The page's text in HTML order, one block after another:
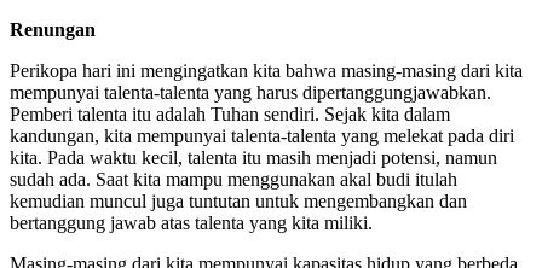
Renungan
Perikopa hari ini mengingatkan kita bahwa masing-masing dari kita
mempunyai talenta-talenta yang harus dipertanggungjawabkan.
Pemberi talenta itu adalah Tuhan sendiri. Sejak kita dalam
kandungan, kita mempunyai talenta-talenta yang melekat pada diri
kita. Pada waktu kecil, talenta itu masih menjadi potensi, namun
sudah ada. Saat kita mampu menggunakan akal budi itulah
kemudian muncul juga tuntutan untuk mengembangkan dan
bertanggung jawab atas talenta yang kita miliki.
Masing-masing dari kita mempunyai kapasitas hidup yang berbeda.